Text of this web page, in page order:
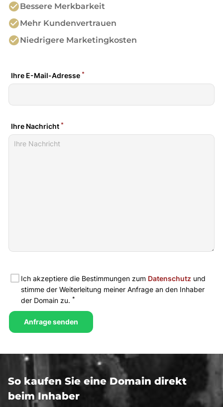
check_circleBessere Merkbarkeit
check_circleMehr Kundenvertrauen
check_circleNiedrigere Marketingkosten
So kaufen Sie eine Domain direkt
beim Inhaber